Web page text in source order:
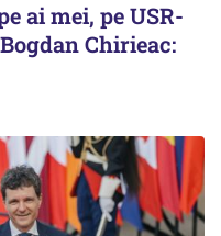
ai mei, pe USR-
Chirieac: